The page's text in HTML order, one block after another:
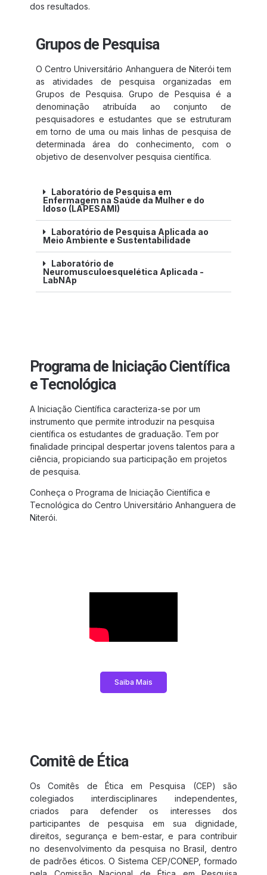
dos resultados.
Grupos de Pesquisa
O Centro Universitário Anhanguera de Niterói tem
as atividades de pesquisa organizadas em
Grupos de Pesquisa. Grupo de Pesquisa é a
denominação atribuída ao conjunto de
pesquisadores e estudantes que se estruturam
em torno de uma ou mais linhas de pesquisa de
determinada área do conhecimento, com o
objetivo de desenvolver pesquisa científica.
Laboratório de Pesquisa em
Enfermagem na Saúde da Mulher e do
Idoso (LAPESAMI)
Laboratório de Pesquisa Aplicada ao
Meio Ambiente e Sustentabilidade
Laboratório de
Neuromusculoesquelética Aplicada -
LabNAp
Programa de Iniciação Científica
e Tecnológica
A Iniciação Científica caracteriza-se por um
instrumento que permite introduzir na pesquisa
científica os estudantes de graduação. Tem por
finalidade principal despertar jovens talentos para a
ciência, propiciando sua participação em projetos
de pesquisa.
Conheça o Programa de Iniciação Científica e
Tecnológica do Centro Universitário Anhanguera de
Niterói.
Saiba Mais
Comitê de Ética
Os Comitês de Ética em Pesquisa (CEP) são
colegiados interdisciplinares independentes,
criados para defender os interesses dos
participantes de pesquisa em sua dignidade,
direitos, segurança e bem-estar, e para contribuir
no desenvolvimento da pesquisa no Brasil, dentro
de padrões éticos. O Sistema CEP/CONEP, formado